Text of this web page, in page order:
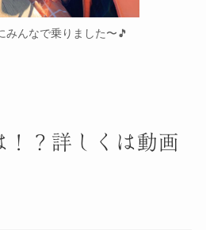
みんなで乗りました〜🎵
！？詳しくは動画